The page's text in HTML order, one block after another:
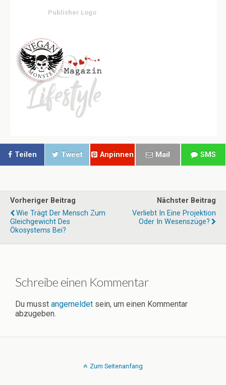
Publisher Logo
Teilen Tweet Anpinnen Mail SMS
Vorheriger Beitrag
Wie Trägt Der Mensch Zum
Gleichgewicht Des
Ökosystems Bei?
Nächster Beitrag
Verliebt In Eine Projektion
Oder In Wesenszüge?
Schreibe einen Kommentar
Du musst angemeldet sein, um einen Kommentar
abzugeben.
Zum Seitenanfang